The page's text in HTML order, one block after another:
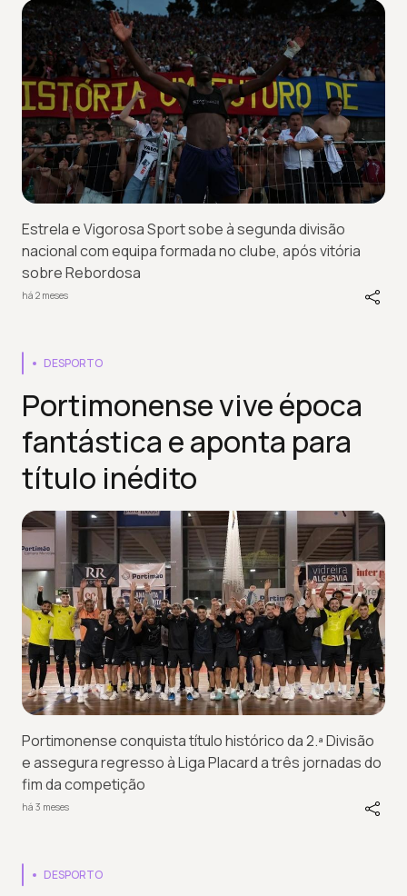
Estrela e Vigorosa Sport sobe à segunda divisão
nacional com equipa formada no clube, após vitória
sobre Rebordosa
há 2 meses
DESPORTO
Portimonense vive época
fantástica e aponta para
título inédito
Portimonense conquista título histórico da 2.ª Divisão
e assegura regresso à Liga Placard a três jornadas do
fim da competição
há 3 meses
DESPORTO